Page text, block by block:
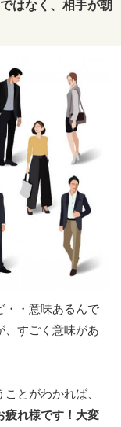
はなく、相手が朝
・・意味あるんで
、すごく意味があ
とがわかれば、
疲れ様です！大変